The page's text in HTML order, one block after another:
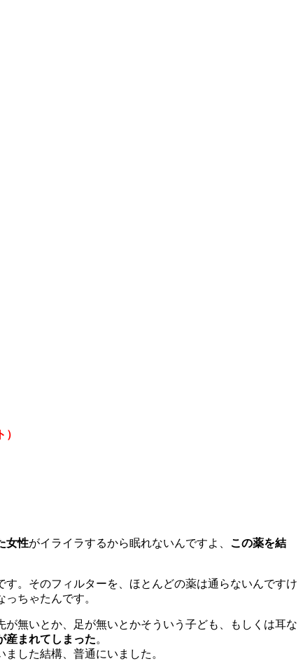
女性がイライラするから眠れないんですよ、 この薬を結
す。そのフィルターを、ほとんどの薬は通らないんですけ
っちゃたんです。
無いとか、足が無いとかそういう子ども、もしくは耳な
産まれてしまった。
した結構、普通にいました。